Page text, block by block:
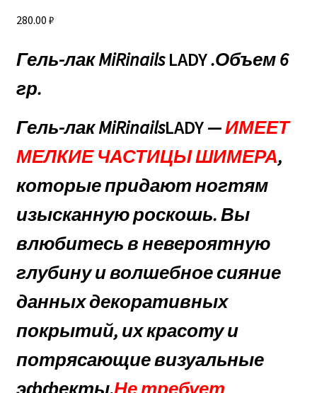
Оплата
Опт
Оформление заказа
Скидки, Акции!
Чем же продукция МТ MiRinails отличается от других,
известных ТМ?
280.00 ₽
Гель-лак MiRinailsLADY.Объем 6
гр.
Гель-лак MiRinailsLADY—ИМЕЕТ
МЕЛКИЕ ЧАСТИЦЫ ШИМЕРА,
которые придают ногтям
изысканную роскошь. Вы
влюбитесь в невероятную
глубину и волшебное сияние
данных декоративных
покрытий, их красоту и
потрясающие визуальные
эффекты.Не требует